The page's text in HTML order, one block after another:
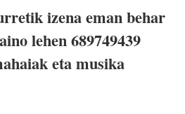
izena eman behar
lehen 689749439
eta musika